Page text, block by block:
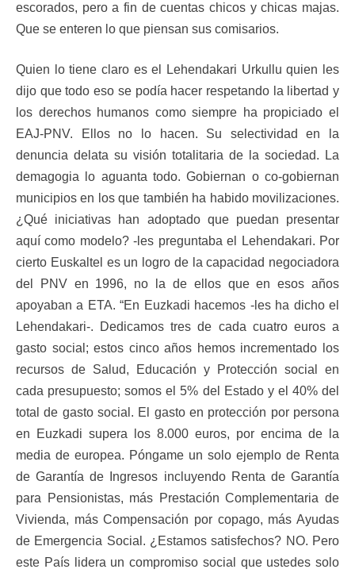
escorados, pero a fin de cuentas chicos y chicas majas.
Que se enteren lo que piensan sus comisarios.
Quien lo tiene claro es el Lehendakari Urkullu quien les
dijo que todo eso se podía hacer respetando la libertad y
los derechos humanos como siempre ha propiciado el
EAJ-PNV. Ellos no lo hacen. Su selectividad en la
denuncia delata su visión totalitaria de la sociedad. La
demagogia lo aguanta todo. Gobiernan o co-gobiernan
municipios en los que también ha habido movilizaciones.
¿Qué iniciativas han adoptado que puedan presentar
aquí como modelo? -les preguntaba el Lehendakari. Por
cierto Euskaltel es un logro de la capacidad negociadora
del PNV en 1996, no la de ellos que en esos años
apoyaban a ETA. “En Euzkadi hacemos -les ha dicho el
Lehendakari-. Dedicamos tres de cada cuatro euros a
gasto social; estos cinco años hemos incrementado los
recursos de Salud, Educación y Protección social en
cada presupuesto; somos el 5% del Estado y el 40% del
total de gasto social. El gasto en protección por persona
en Euzkadi supera los 8.000 euros, por encima de la
media de europea. Póngame un solo ejemplo de Renta
de Garantía de Ingresos incluyendo Renta de Garantía
para Pensionistas, más Prestación Complementaria de
Vivienda, más Compensación por copago, más Ayudas
de Emergencia Social. ¿Estamos satisfechos? NO. Pero
este País lidera un compromiso social que ustedes solo